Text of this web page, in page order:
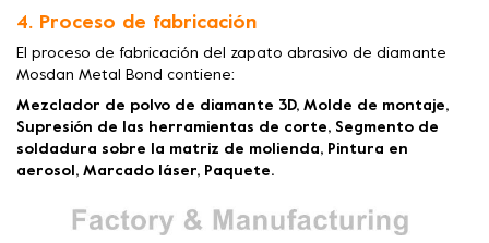
4. Proceso de fabricación
El proceso de fabricación del zapato abrasivo de diamante
Mosdan Metal Bond contiene:
Mezclador de polvo de diamante 3D, Molde de montaje,
Supresión de las herramientas de corte, Segmento de
soldadura sobre la matriz de molienda, Pintura en
aerosol, Marcado láser, Paquete.